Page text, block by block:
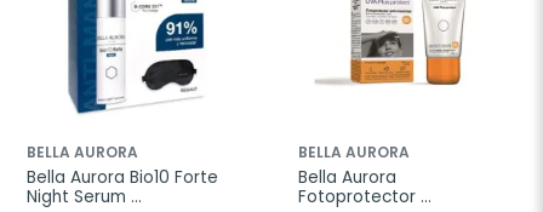
BELLA AURORA
Bella Aurora Bio10 Forte
Night Serum
BELLA AURORA
Bella Aurora
Fotoprotector